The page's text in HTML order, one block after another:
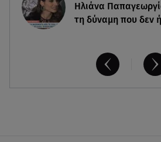
Ηλιάνα
τη δύναμη που δεν